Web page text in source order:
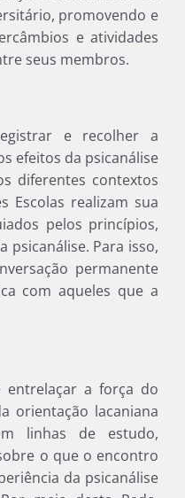
promovendo e
e atividades
seus membros.
e recolher a
efeitos da psicanálise
diferentes contextos
Escolas realizam sua
pelos princípios,
psicanálise. Para isso,
permanente
com aqueles que a
entrelaçar a força do
orientação lacaniana
linhas de estudo,
o que o encontro
da psicanálise